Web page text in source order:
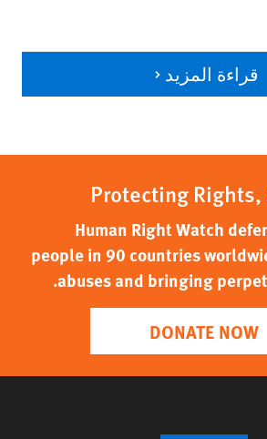
قراءة المزيد
Protecting
Human Right Watch
people in 90 countries
abuses and bringing
DONATE NOW